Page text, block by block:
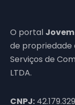
O portal
de propriedade
Serviços de
LTDA.
CNPJ: